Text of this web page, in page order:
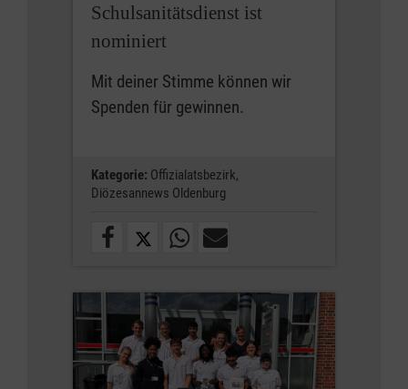
Schulsanitätsdienst ist
nominiert
Mit deiner Stimme können wir
Spenden für gewinnen.
Kategorie: Offizialatsbezirk,
Diözesannews Oldenburg